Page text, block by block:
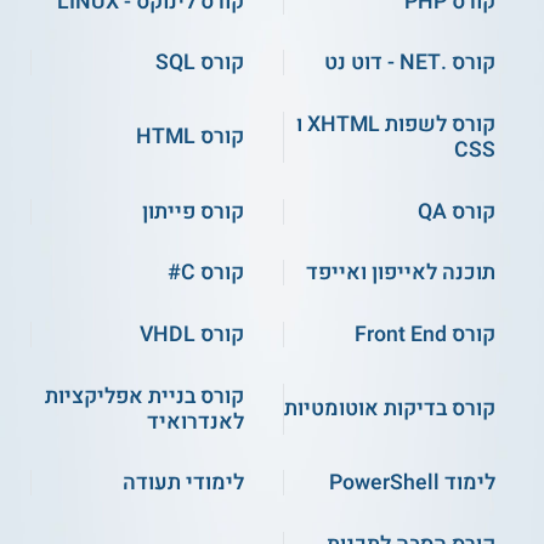
גמר מטעם "הטכניון – היחידה ללימודי המשך
** לתשומת לבך נכונות המידע עלולה להשתנות
צוות האתר. למען הסר ספק בין האתר למוסד
הלימודים לא מתקיים קשר מכל סוג שהוא.
לימודי המשך בטכניון
קורס .NET - דוט נט
קורס SQL
קורס לשפות XHTML ו
CSS
קורס HTML
קורס QA
קורס פייתון
תוכנה לאייפון ואייפד
קורס C#
קורס Front End
קורס VHDL
קורס בדיקות אוטומטיות
קורס בניית אפליקציות
לאנדרואיד
לימוד PowerShell
לימודי תעודה